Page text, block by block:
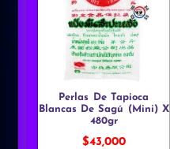
Perlas De Tapioca
Blancas De Sagú (Mini) X
480gr
$43,000